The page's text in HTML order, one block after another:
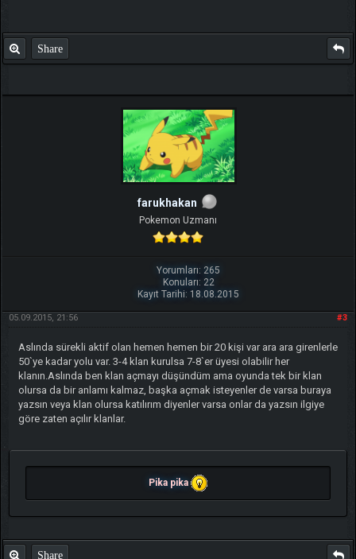
Share
farukhakan
Pokemon Uzmanı
Yorumları: 265
Konuları: 22
Kayıt Tarihi: 18.08.2015
#3
05.09.2015, 21:56
Aslında sürekli aktif olan hemen hemen bir 20 kişi var ara ara girenlerle
50`ye kadar yolu var. 3-4 klan kurulsa 7-8`er üyesi olabilir her
klanın.Aslında ben klan açmayı düşündüm ama oyunda tek bir klan
olursa da bir anlamı kalmaz, başka açmak isteyenler de varsa buraya
yazsın veya klan olursa katılırım diyenler varsa onlar da yazsın ilgiye
göre zaten açılır klanlar.
Pika pika
Share